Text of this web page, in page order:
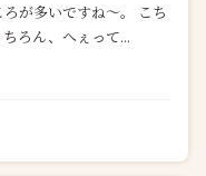
いですね～。 こち
ろん、へぇって...